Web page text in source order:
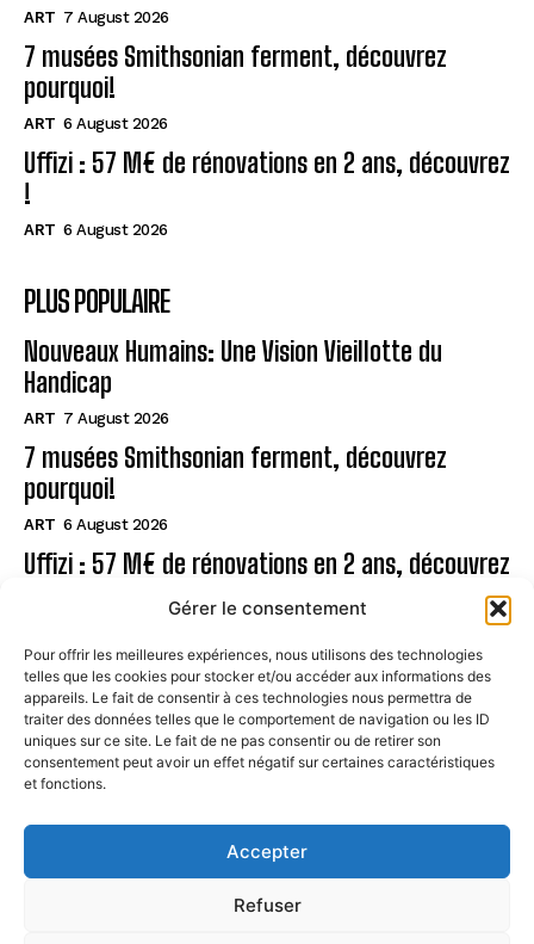
Gérer le consentement
Pour offrir les meilleures expériences, nous utilisons des technologies
telles que les cookies pour stocker et/ou accéder aux informations des
appareils. Le fait de consentir à ces technologies nous permettra de
traiter des données telles que le comportement de navigation ou les ID
uniques sur ce site. Le fait de ne pas consentir ou de retirer son
consentement peut avoir un effet négatif sur certaines caractéristiques
et fonctions.
Accepter
Refuser
ART 7 August 2026
7 musées Smithsonian ferment, découvrez
pourquoi!
ART 6 August 2026
Uffizi : 57 M€ de rénovations en 2 ans, découvrez
!
ART 6 August 2026
PLUS POPULAIRE
Nouveaux Humains: Une Vision Vieillotte du
Handicap
ART 7 August 2026
7 musées Smithsonian ferment, découvrez
pourquoi!
ART 6 August 2026
Uffizi : 57 M€ de rénovations en 2 ans, découvrez
Page
CONTACT
MENTIONS LÉGALES